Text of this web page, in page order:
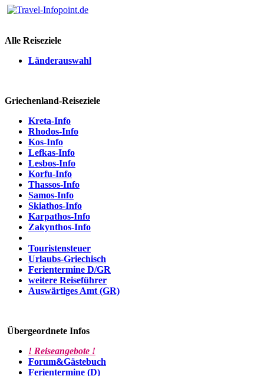
Alle Reiseziele
Länderauswahl
Griechenland-Reiseziele
Kreta-Info
Rhodos-Info
Kos-Info
Lefkas-Info
Lesbos-Info
Korfu-Info
Thassos-Info
Samos-Info
Skiathos-Info
Karpathos-Info
Zakynthos-Info
Touristensteuer
Urlaubs-Griechisch
Ferientermine D/GR
weitere Reiseführer
Auswärtiges Amt (GR)
Übergeordnete Infos
! Reiseangebote !
Forum&Gästebuch
Ferientermine (D)